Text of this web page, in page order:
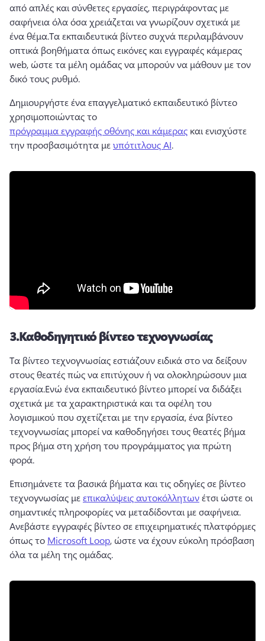
από απλές και σύνθετες εργασίες, περιγράφοντας με
σαφήνεια όλα όσα χρειάζεται να γνωρίζουν σχετικά με
ένα θέμα.Τα εκπαιδευτικά βίντεο συχνά περιλαμβάνουν
οπτικά βοηθήματα όπως εικόνες και εγγραφές κάμερας
web, ώστε τα μέλη ομάδας να μπορούν να μάθουν με τον
δικό τους ρυθμό.
Δημιουργήστε ένα επαγγελματικό εκπαιδευτικό βίντεο
χρησιμοποιώντας το
πρόγραμμα εγγραφής οθόνης και κάμερας και ενισχύστε
την προσβασιμότητα με υπότιτλους AI.
3.Καθοδηγητικό βίντεο τεχνογνωσίας
Τα βίντεο τεχνογνωσίας εστιάζουν ειδικά στο να δείξουν
στους θεατές πώς να επιτύχουν ή να ολοκληρώσουν μια
εργασία.Ενώ ένα εκπαιδευτικό βίντεο μπορεί να διδάξει
σχετικά με τα χαρακτηριστικά και τα οφέλη του
λογισμικού που σχετίζεται με την εργασία, ένα βίντεο
τεχνογνωσίας μπορεί να καθοδηγήσει τους θεατές βήμα
προς βήμα στη χρήση του προγράμματος για πρώτη
φορά.
Επισημάνετε τα βασικά βήματα και τις οδηγίες σε βίντεο
τεχνογνωσίας με επικαλύψεις αυτοκόλλητων έτσι ώστε οι
Ανεβάστε εγγραφές βίντεο σε επιχειρηματικές πλατφόρμες
όπως το Microsoft Loop, ώστε να έχουν εύκολη πρόσβαση
όλα τα μέλη της ομάδας.